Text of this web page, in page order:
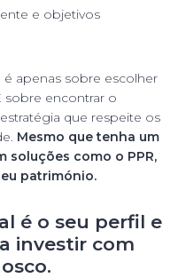
e objetivos
é apenas sobre escolher
sobre encontrar o
que respeite os
Mesmo que tenha um
soluções como o PPR,
património.
é o seu perfil e
investir com